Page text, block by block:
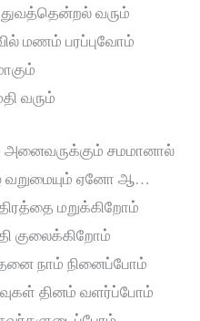
வரும்
மணம் பரப்புவோம்
வரும்
அனைவருக்கும் சமமானால்
வறுமையும் ஏனோ ஆ…
மறுக்கிறோம்
குலைக்கிறோம்
நாம் நினைப்போம்
தினம் வளர்ப்போம்